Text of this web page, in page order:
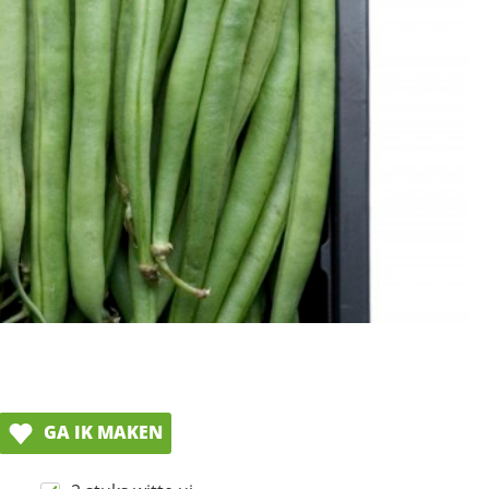
GA IK MAKEN